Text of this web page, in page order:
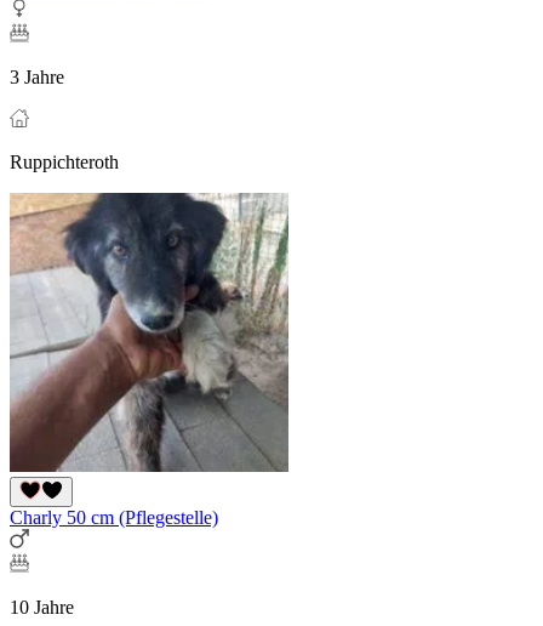
3 Jahre
Ruppichteroth
Charly 50 cm (Pflegestelle)
10 Jahre